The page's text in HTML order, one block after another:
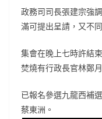
政務司司長張建宗強
滿可提出呈請，又不
集會在晚上七時許結
焚燒有行政長官林鄭
已報名參選九龍西補
蔡東洲。